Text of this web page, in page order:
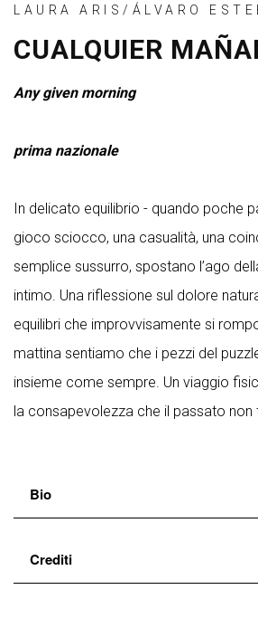
LAURA ARIS/ÁLVARO
CUALQUIER
Any given morning
prima nazionale
In delicato equilibrio - quando poche
gioco sciocco, una casualità, una
semplice sussurro, spostano l’ago
intimo. Una riflessione sul dolore
equilibri che improvvisamente si
mattina sentiamo che i pezzi del
insieme come sempre. Un viaggio
la consapevolezza che il passato non
Bio
Álvaro Esteban
proseguire gli studi e laurearsi al
Crediti